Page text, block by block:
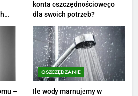
poznaj średnie zarobki na tym
stanowisku
ZAROBKI
Ile zarabia florysta — średnie
zarobki, dodatki i sposoby na
podwyżkę
ZAROBKI
konta oszczędnościowego
dla swoich potrzeb?
–
OSZCZĘDZANIE
Ile wody marnujemy w